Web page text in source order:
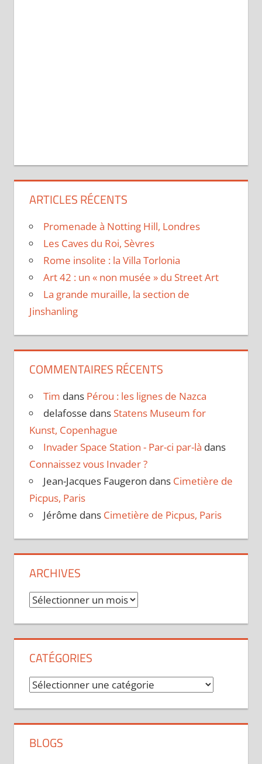
ARTICLES RÉCENTS
Promenade à Notting Hill, Londres
Les Caves du Roi, Sèvres
Rome insolite : la Villa Torlonia
Art 42 : un « non musée » du Street Art
La grande muraille, la section de
Jinshanling
COMMENTAIRES RÉCENTS
Tim dans Pérou : les lignes de Nazca
delafosse dans Statens Museum for
Kunst, Copenhague
Invader Space Station - Par-ci par-là dans
Connaissez vous Invader ?
Jean-Jacques Faugeron dans Cimetière de
Picpus, Paris
Jérôme dans Cimetière de Picpus, Paris
ARCHIVES
Archives
CATÉGORIES
Catégories
BLOGS